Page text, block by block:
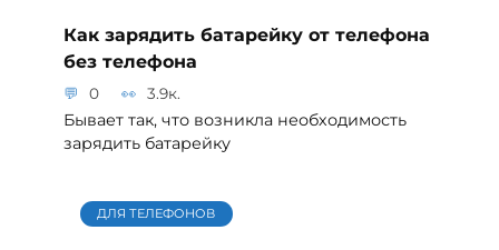
Как зарядить батарейку от телефона
без телефона
0 3.9к.
Бывает так, что возникла необходимость
зарядить батарейку
ДЛЯ ТЕЛЕФОНОВ